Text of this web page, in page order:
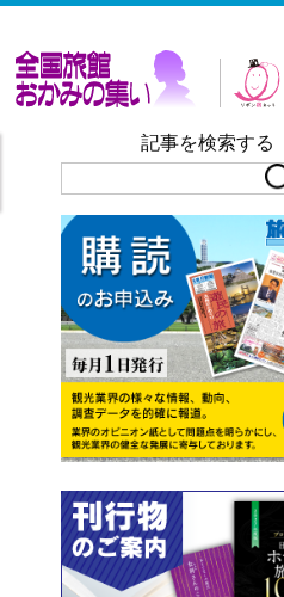
記事を検索する